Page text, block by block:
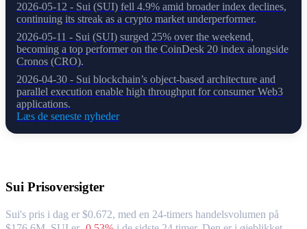
2026-05-12 - Sui (SUI) fell 4.9% amid broader index declines,
continuing its streak as a crypto market underperformer.
2026-05-11 - Sui (SUI) surged 25% over the weekend,
becoming a top performer on the CoinDesk 20 index alongside
Cronos (CRO).
2026-04-30 - Sui blockchain’s object-based architecture and
parallel execution enable high throughput for consumer Web3
applications.
Læs de seneste nyheder
Sui Prisoversigter
Sui's pris i dag er $0.672, med en 24-timers handelsvolumen på